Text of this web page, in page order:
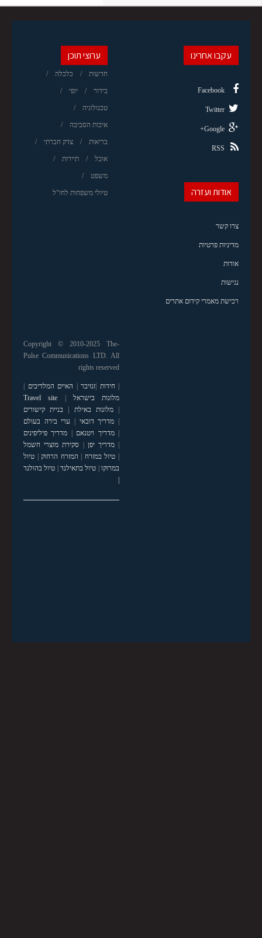
ערוצי תוכן
חדשות כלכלה
בידור יופי
טכנולוגיה
איכות הסביבה
בריאות צדק חברתי
אוכל תיירות
משפט
טיולי משפחות לחו"ל
עקבו אחרינו
Facebook
Twitter
Google+
RSS
אודות ועזרה
צרו קשר
מדיניות פרטיות
אודות
נגישות
רכישת מאמרי קידום אתרים
Copyright © 2010-2025 The-
Pulse Communications LTD. All
rights reserved
|חידות |זנזיבר | האיים המלדיבים |
מלונות בישראל |
Travel site
|מלונות באילת | בניית קישורים
| מדריך דובאי | ערי בירה בעולם
|מדריך ויטנאם | מדריך פיליפינים
|מדריך יפן | סקירת מוצרי חשמל
| טיול במזרח | המזרח הרחוק| טיול
במרוקו| טיול בתאילנד| טיול בהולנד
|